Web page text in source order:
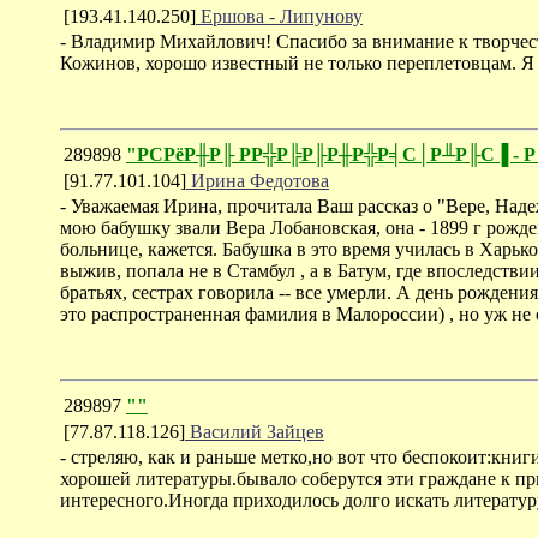
[193.41.140.250] Ершова - Липунову
- Владимир Михайлович! Спасибо за внимание к
Кожинов, хорошо известный не только переплетовцам.
289898 "РСРёР╫Р╟ РР╬Р╠Р╟Р╫Р╬Р╡С│Р╨Р╟С▐ -
[91.77.101.104] Ирина Федотова
- Уважаемая Ирина, прочитала Ваш рассказ о "Вере,
мою бабушку звали Вера Лобановская, она - 1899 г
больнице, кажется. Бабушка в это время училась в
выжив, попала не в Стамбул , а в Батум, где
братьях, сестрах говорила -- все умерли. А день
это распространенная фамилия в Малороссии) , но уж не
289897 ""
[77.87.118.126] Василий Зайцев
- стреляю, как и раньше метко,но вот что
хорошей литературы.бывало соберутся эти граждане к
интересного.Иногда приходилось долго искать